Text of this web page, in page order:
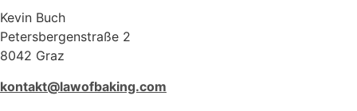
Kevin Buch
Petersbergenstraße 2
8042 Graz
kontakt@lawofbaking.com